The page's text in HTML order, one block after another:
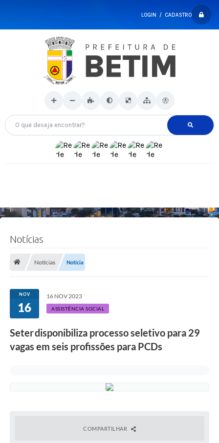
LOGIN / CADASTRO
O que deseja encontrar?
Notícias
Notícias Notícia
NOV
16
16 NOV 2023
ASSISTÊNCIA SOCIAL
Seter disponibiliza processo seletivo para 29
vagas em seis profissões para PCDs
COMPARTILHAR